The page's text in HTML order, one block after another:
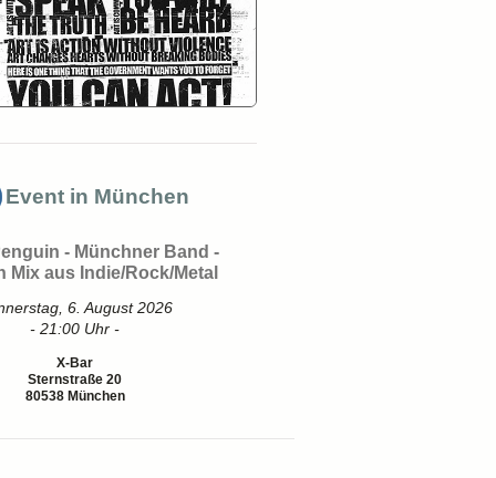
Event in München
- Münchner Band -
Mix aus Indie/Rock/Metal
6. August 2026
- 21:00 Uhr -
X-Bar
Sternstraße 20
80538 München